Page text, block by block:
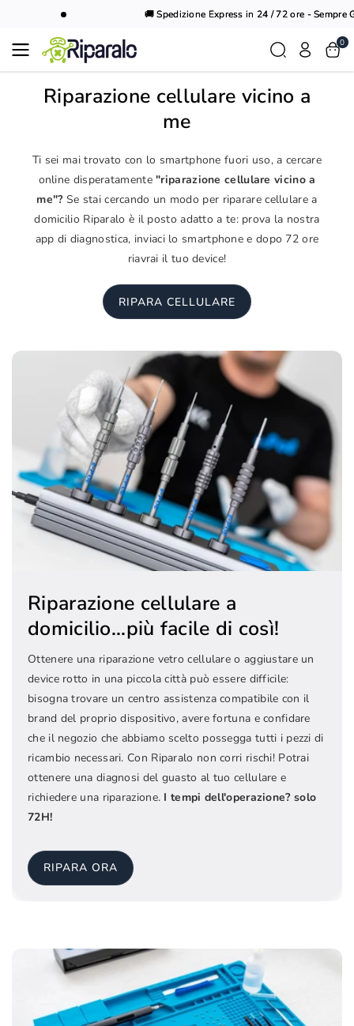
🚚 Spedizione Express in 24 / 72 ore - Sempre
0
Riparazione cellulare vicino a
me
Ti sei mai trovato con lo smartphone fuori uso, a cercare
online disperatamente"riparazione cellulare vicino a
me"?Se stai cercando un modo per riparare cellulare a
domicilio Riparalo è il posto adatto a te: prova la nostra
app di diagnostica, inviaci lo smartphone e dopo 72 ore
riavrai il tuo device!
RIPARA CELLULARE
Riparazione cellulare a
domicilio...più facile di così!
Ottenere una riparazione vetro cellulare o aggiustare un
device rotto in una piccola città può essere difficile:
bisogna trovare un centro assistenza compatibile con il
brand del proprio dispositivo, avere fortuna e confidare
che il negozio che abbiamo scelto possegga tutti i pezzi di
ricambio necessari. Con Riparalo non corri rischi! Potrai
ottenere una diagnosi del guasto al tuo cellulare e
richiedere una riparazione. I tempi dell'operazione? solo
72H!
RIPARA ORA